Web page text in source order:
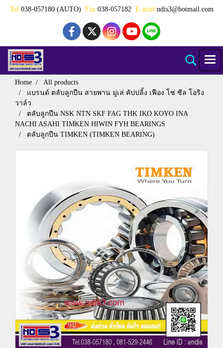
Tel:038-057180 (AUTO) Fax:038-057182 E-mail:ndis3@hotmail.com
Home
All products
แบรนด์ ตลับลูกปืน สายพาน มู่เล่ คัปปลิ้ง เฟือง โซ่ ซีล โอริง
วาล์ว
ตลับลูกปืน NSK NTN SKF FAG THK IKO KOYO INA
NACHI ASAHI TIMKEN HIWIN FYH BEARINGS
ตลับลูกปืน TIMKEN (TIMKEN BEARING)